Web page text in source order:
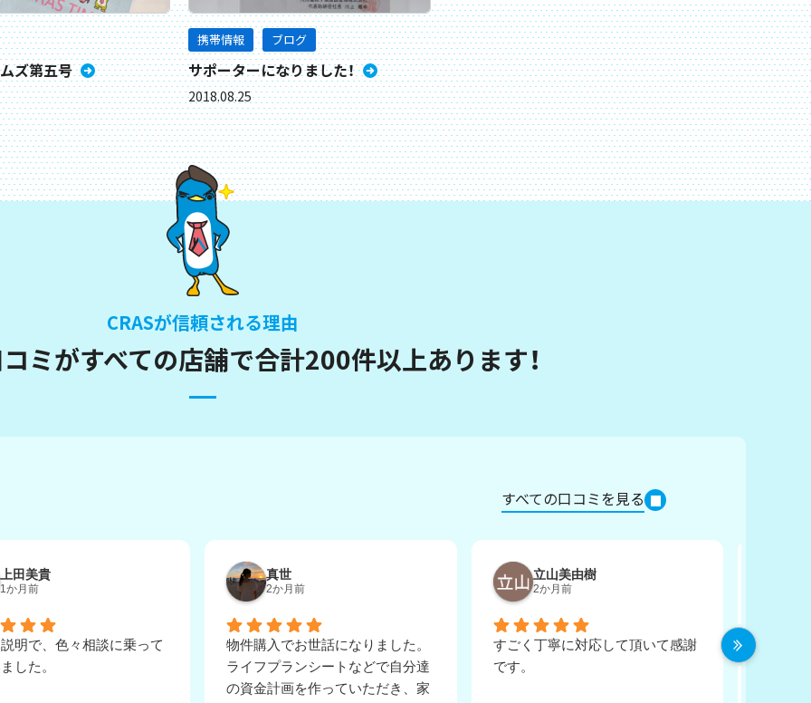
ズ第五号
携帯情報 ブログ
サポーターになりました！
2018.08.25
CRASが信頼される理由
ミがすべての店舗で合計200件以上あります！
すべての口コミを見る
上田美貴
1か月前
明で、色々相談に乗って
した。
真世
2か月前
物件購入でお世話になりました。
ライフプランシートなどで自分達
の資金計画を作っていただき、家
立山美由樹
2か月前
すごく丁寧に対応して頂いて感謝
です。